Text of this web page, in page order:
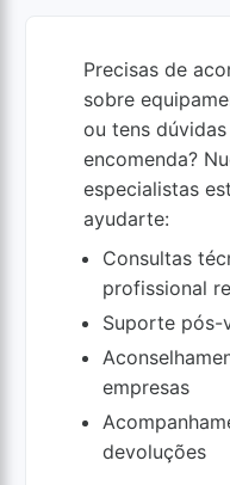
Precisas de
sobre
ou tens
encomenda?
especialistas
ayudarte:
Consultas
profissional
Suporte pós-
empresas
devoluções